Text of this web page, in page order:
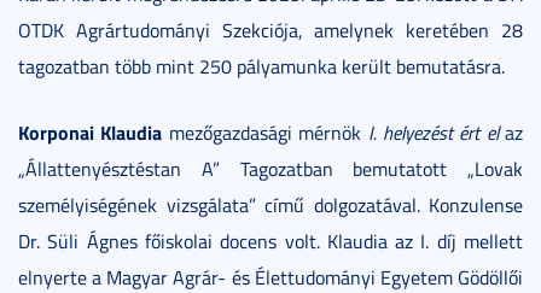
OTDK Agrártudományi Szekciója, amelynek keretében 28
tagozatban több mint 250 pályamunka került bemutatásra.
Korponai Klaudia mezőgazdasági mérnök I. helyezést ért elaz
„Állattenyésztéstan A” Tagozatban bemutatott „Lovak
személyiségének vizsgálata” című dolgozatával. Konzulense
Dr. Süli Ágnes főiskolai docens volt. Klaudia az I. díj mellett
elnyerte a Magyar Agrár- és Élettudományi Egyetem Gödöllői